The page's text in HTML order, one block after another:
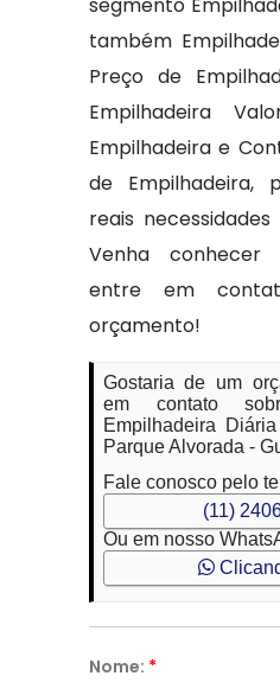
também
Preço de
Empilhadeira
Empilhadeira e
de Empilhadeira,
reais
Venha conhecer
entre em
orçamento!
Gostaria de um
em contato
Empilhadeira
Parque Alvorada -
Fale conosco pelo
(11)
Ou em nosso
Nome: *